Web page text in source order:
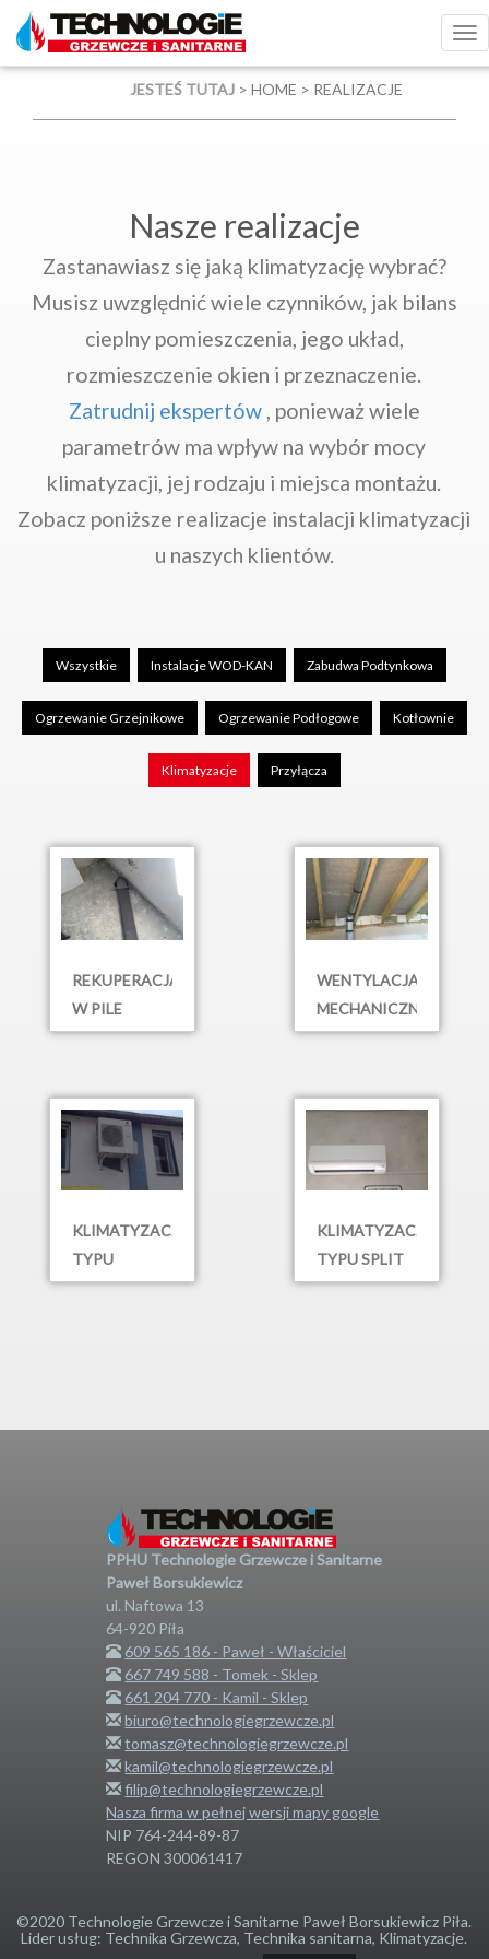
JESTEŚ TUTAJ > HOME > REALIZACJE
Nasze realizacje
Zastanawiasz się jaką klimatyzację wybrać?
Musisz uwzględnić wiele czynników, jak bilans
cieplny pomieszczenia, jego układ,
rozmieszczenie okien i przeznaczenie.
Zatrudnij ekspertów, ponieważ wiele
parametrów ma wpływ na wybór mocy
klimatyzacji, jej rodzaju i miejsca montażu.
Zobacz poniższe realizacje instalacji klimatyzacji
u naszych klientów.
Wszystkie Instalacje WOD-KAN Zabudwa Podtynkowa
Ogrzewanie Grzejnikowe Ogrzewanie Podłogowe Kotłownie
Klimatyzacje Przyłącza
REKUPERACJA
W PILE
WENTYLACJA
MECHANICZNA
-
PIŁA
KLIMATYZACJA
TYPU
MULTISPLIT
KLIMATYZACJA
TYPU SPLIT
PPHU Technologie Grzewcze i Sanitarne
Paweł Borsukiewicz
ul. Naftowa 13
64-920 Piła
609 565 186 - Paweł - Właściciel
667 749 588 - Tomek - Sklep
661 204 770 - Kamil - Sklep
biuro@technologiegrzewcze.pl
tomasz@technologiegrzewcze.pl
kamil@technologiegrzewcze.pl
filip@technologiegrzewcze.pl
Nasza firma w pełnej wersji mapy google
NIP 764-244-89-87
REGON 300061417
©2020 Technologie Grzewcze i Sanitarne Paweł Borsukiewicz Piła.
Lider usług: Technika Grzewcza, Technika sanitarna, Klimatyzacje.